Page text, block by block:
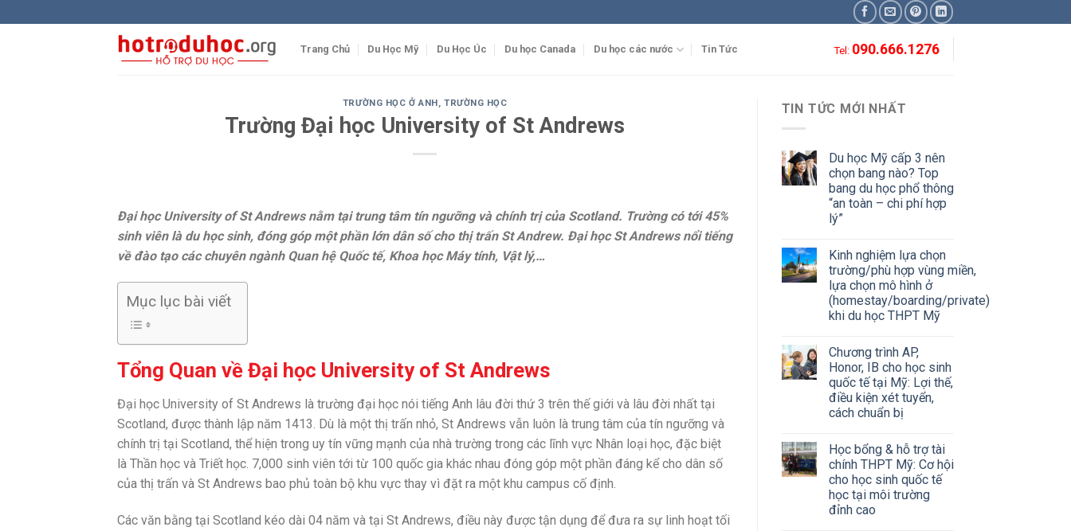
to
Trang Chủ Du Học Mỹ Du Học Úc Du học Canada Du học các nước Tin Tức Tel: 090.666.1276
TRƯỜNG HỌC Ở ANH, TRƯỜNG HỌC
Trường Đại học University of St Andrews
Đại học University of St Andrews nằm tại trung tâm tín ngưỡng và chính trị của Scotland. Trường có tới 45%
sinh viên là du học sinh, đóng góp một phần lớn dân số cho thị trấn St Andrew. Đại học St Andrews nổi tiếng
về đào tạo các chuyên ngành Quan hệ Quốc tế, Khoa học Máy tính, Vật lý,…
Mục lục bài viết
Tổng Quan về Đại học University of St Andrews
Đại học University of St Andrews là trường đại học nói tiếng Anh lâu đời thứ 3 trên thế giới và lâu đời nhất tại
Scotland, được thành lập năm 1413. Dù là một thị trấn nhỏ, St Andrews vẫn luôn là trung tâm của tín ngưỡng và
chính trị tại Scotland, thể hiện trong uy tín vững mạnh của nhà trường trong các lĩnh vực Nhân loại học, đặc biệt
là Thần học và Triết học. 7,000 sinh viên tới từ 100 quốc gia khác nhau đóng góp một phần đáng kể cho dân số
của thị trấn và St Andrews bao phủ toàn bộ khu vực thay vì đặt ra một khu campus cố định.
Các văn bằng tại Scotland kéo dài 04 năm và tại St Andrews, điều này được tận dụng để đưa ra sự linh hoạt tối
TIN TỨC MỚI NHẤT
Du học Mỹ cấp 3 nên
chọn bang nào? Top
bang du học phổ thông
“an toàn – chi phí hợp
lý”
Kinh nghiệm lựa chọn
trường/phù hợp vùng miền,
lựa chọn mô hình ở
(homestay/boarding/private)
khi du học THPT Mỹ
Chương trình AP,
Honor, IB cho học sinh
quốc tế tại Mỹ: Lợi thế,
điều kiện xét tuyển,
cách chuẩn bị
Học bổng & hỗ trợ tài
chính THPT Mỹ: Cơ hội
cho học sinh quốc tế
học tại môi trường
đỉnh cao